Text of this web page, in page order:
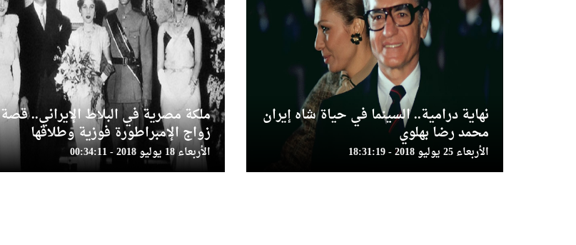
نهاية درامية.. السينما في حياة شاه إيران
محمد رضا بهلوي
الأربعاء 25 يوليو 2018 - 18:31:19
ملكة مصرية في البلاط الإيراني.. قصة
زواج الإمبراطورة فوزية وطلاقها
الأربعاء 18 يوليو 2018 - 00:34:11